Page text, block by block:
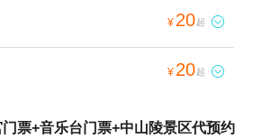
¥ 20起 
¥ 20起 
票+音乐台门票+中山陵景区代预约